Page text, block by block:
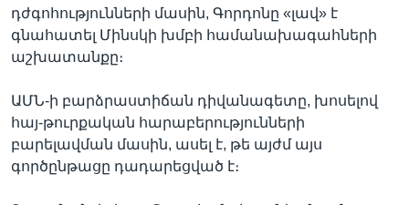
դժգոհությունների մասին, Գորդոնը «լավ» է
գնահատել Մինսկի խմբի համանախագահների
աշխատանքը։
ԱՄՆ-ի բարձրաստիճան դիվանագետը, խոսելով
հայ-թուրքական հարաբերությունների
բարելավման մասին, ասել է, թե այժմ այս
գործընթացը դադարեցված է։